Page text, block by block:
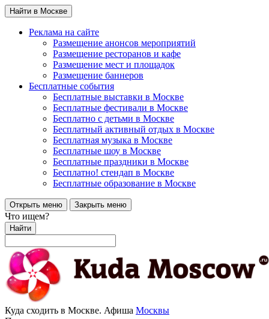
Найти в Москве
Реклама на сайте
Размещение анонсов мероприятий
Размещение ресторанов и кафе
Размещение мест и площадок
Размещение баннеров
Бесплатные события
Бесплатные выставки в Москве
Бесплатные фестивали в Москве
Бесплатно с детьми в Москве
Бесплатный активный отдых в Москве
Бесплатная музыка в Москве
Бесплатные шоу в Москве
Бесплатные праздники в Москве
Бесплатно! стендап в Москве
Бесплатные образование в Москве
Открыть меню Закрыть меню
Что ищем?
Найти
Куда сходить в Москве. Афиша Москвы